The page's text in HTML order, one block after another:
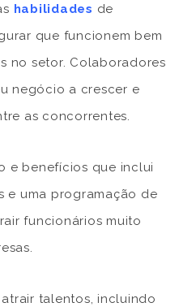
habilidades de
que funcionem bem
no setor. Colaboradores
negócio a crescer e
as concorrentes.
e benefícios que inclui
e uma programação de
funcionários muito
atrair talentos, incluindo